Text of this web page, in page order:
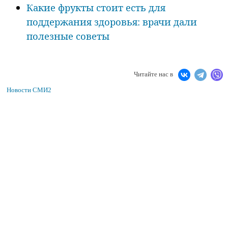
Какие фрукты стоит есть для
поддержания здоровья: врачи дали
полезные советы
Читайте нас в
Новости СМИ2